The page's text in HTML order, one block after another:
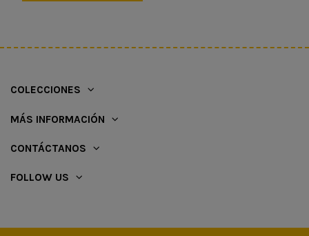
COLECCIONES
MÁS INFORMACIÓN
CONTÁCTANOS
FOLLOW US